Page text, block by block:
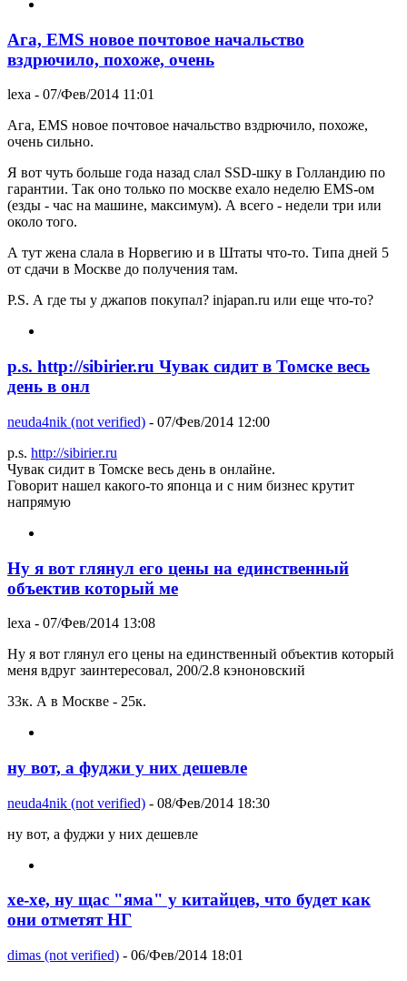
Ага, EMS новое почтовое начальство
вздрючило, похоже, очень
lexa - 07/Фев/2014 11:01
Ага, EMS новое почтовое начальство вздрючило, похоже,
очень сильно.
Я вот чуть больше года назад слал SSD-шку в Голландию по
гарантии. Так оно только по москве ехало неделю EMS-ом
(езды - час на машине, максимум). А всего - недели три или
около того.
А тут жена слала в Норвегию и в Штаты что-то. Типа дней 5
от сдачи в Москве до получения там.
P.S. А где ты у джапов покупал? injapan.ru или еще что-то?
p.s. http://sibirier.ru Чувак сидит в Томске весь
день в онл
neuda4nik (not verified) - 07/Фев/2014 12:00
p.s. http://sibirier.ru
Чувак сидит в Томске весь день в онлайне.
Говорит нашел какого-то японца и с ним бизнес крутит
напрямую
Ну я вот глянул его цены на единственный
объектив который ме
lexa - 07/Фев/2014 13:08
Ну я вот глянул его цены на единственный объектив который
меня вдруг заинтересовал, 200/2.8 кэноновский
33к. А в Москве - 25к.
ну вот, а фуджи у них дешевле
neuda4nik (not verified) - 08/Фев/2014 18:30
ну вот, а фуджи у них дешевле
хе-хе, ну щас "яма" у китайцев, что будет как
они отметят НГ
dimas (not verified) - 06/Фев/2014 18:01